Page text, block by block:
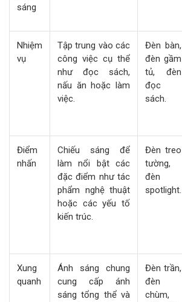
sáng
Nhiệm
vụ
Tập trung vào các
công việc cụ thể
như đọc sách,
nấu ăn hoặc làm
việc.
Đèn bàn,
đèn gầm
tủ, đèn
đọc
sách.
Điểm
nhấn
Chiếu sáng để
làm nổi bật các
đặc điểm như tác
phẩm nghệ thuật
hoặc các yếu tố
kiến ​​trúc.
Đèn treo
tường,
đèn
spotlight.
Xung
quanh
Ánh sáng chung
cung cấp ánh
sáng tổng thể và
Đèn trần,
đèn
chùm,